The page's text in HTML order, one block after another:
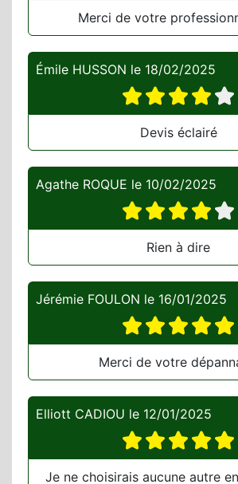
Merci de votre
Émile HUSSON le 18/02/2025
Devis éclairé
Agathe ROQUE le 10/02/2025
Rien à dire
Jérémie FOULON le 16/01/2025
Merci de votre
Elliott CADIOU le 12/01/2025
Je ne choisirais aucune autre